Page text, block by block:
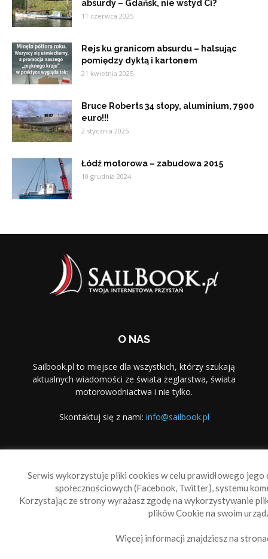
absurdy – Gdańsk, nie wstyd Ci?
11 czerwca 2025
Rejs ku granicom absurdu – halsując
pomiędzy dyktą i kartonem
21 kwietnia 2025
Bruce Roberts 34 stopy, aluminium, 7900
euro!!!
2 stycznia 2025
Łódź motorowa – zabudowa 2015
10 grudnia 2024
O NAS
Sailbook.pl to miejsce dla wszystkich, którzy szukają
aktualnych wiadomości ze świata żeglarstwa, świata
motorowodniactwa i nie tylko.
Skontaktuj się z nami: info@sailbook.pl
Reklama
Polityka prywatności
Serwis wykorzystuje pliki cookies w celu prawidłowego
społecznościowych (Facebook, Twitter), systemu
Korzystając ze strony wyrażasz zgodę na wykorzystywanie
plików Cookie na swoim
Więcej informacji znajdziesz na